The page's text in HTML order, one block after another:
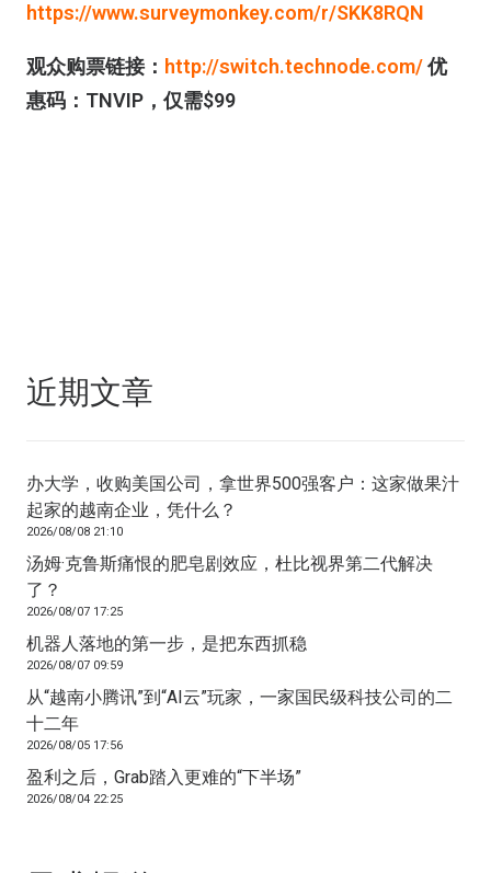
https://www.surveymonkey.com/r/SKK8RQN
观众购票链接： http://switch.technode.com/优
惠码：TNVIP，仅需$99
近期文章
办大学，收购美国公司，拿世界500强客户：这家做果汁
起家的越南企业，凭什么？
2026/08/08 21:10
汤姆·克鲁斯痛恨的肥皂剧效应，杜比视界第二代解决
了？
2026/08/07 17:25
机器人落地的第一步，是把东西抓稳
2026/08/07 09:59
从“越南小腾讯”到“AI云”玩家，一家国民级科技公司的二
十二年
2026/08/05 17:56
盈利之后，Grab踏入更难的“下半场”
2026/08/04 22:25